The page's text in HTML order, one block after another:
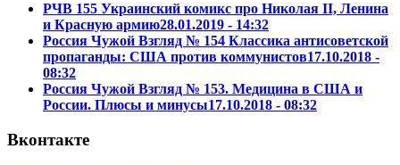
РЧВ 155 Украинский комикс про Николая II, Ленина
и Красную армию28.01.2019 - 14:32
Россия Чужой Взгляд № 154 Классика антисоветской
пропаганды: США против коммунистов17.10.2018 -
08:32
Россия Чужой Взгляд № 153. Медицина в США и
России. Плюсы и минусы17.10.2018 - 08:32
Вконтакте